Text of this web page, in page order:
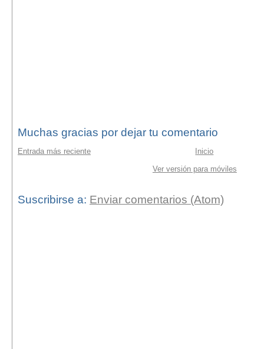
Muchas gracias por dejar tu comentario
Entrada más reciente
Inicio
Ver versión para móviles
Suscribirse a: Enviar comentarios (Atom)